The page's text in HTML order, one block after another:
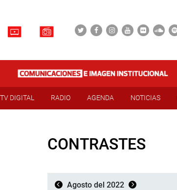
TV DIGITAL RADIO AGENDA NOTICIAS
CONTRASTES
Agosto del 2022